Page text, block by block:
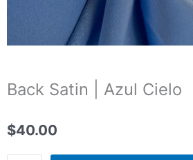
Back Satin | Azul Cielo
$40.00